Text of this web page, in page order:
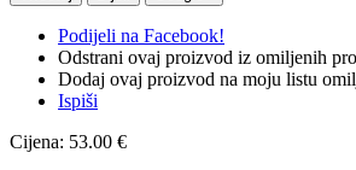
Podijeli na Facebook!
Odstrani ovaj proizvod iz omiljenih
Dodaj ovaj proizvod na moju listu
Ispiši
Cijena: 53.00 €